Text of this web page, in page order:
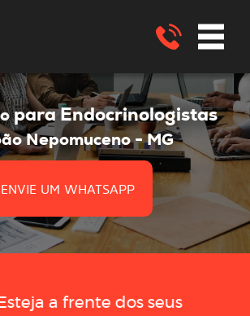
para Endocrinologistas
Nepomuceno - MG
ENVIE UM WHATSAPP
Esteja a frente dos seus